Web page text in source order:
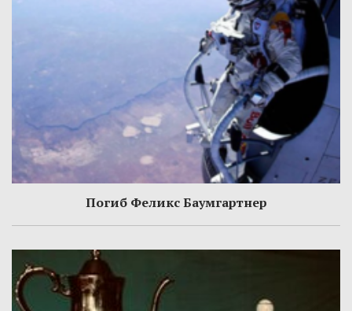
Погиб Феликс Баумгартнер